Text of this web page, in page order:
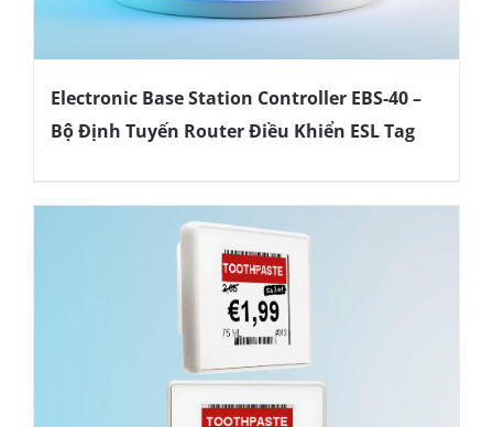
Electronic Base Station Controller EBS-40 –
Bộ Định Tuyến Router Điều Khiển ESL Tag